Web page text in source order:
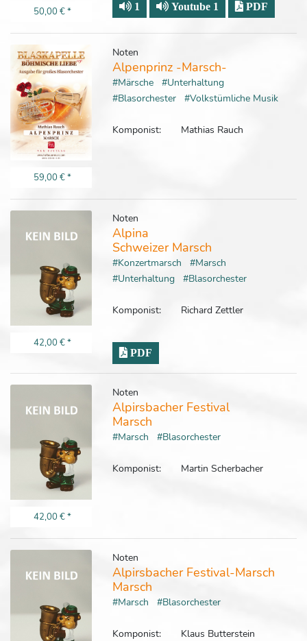
50,00 €* 1 Youtube 1 PDF
59,00 €*
Noten
Alpenprinz -Marsch-
#Märsche
#Unterhaltung
#Blasorchester
#Volkstümliche Musik
Komponist: Mathias Rauch
42,00 €*
Noten
Alpina
Schweizer Marsch
#Konzertmarsch
#Marsch
#Unterhaltung
#Blasorchester
Komponist: Richard Zettler
PDF
42,00 €*
Noten
Alpirsbacher Festival
Marsch
#Marsch #Blasorchester
Komponist: Martin Scherbacher
Noten
Alpirsbacher Festival-Marsch
Marsch
#Marsch #Blasorchester
Komponist: Klaus Butterstein